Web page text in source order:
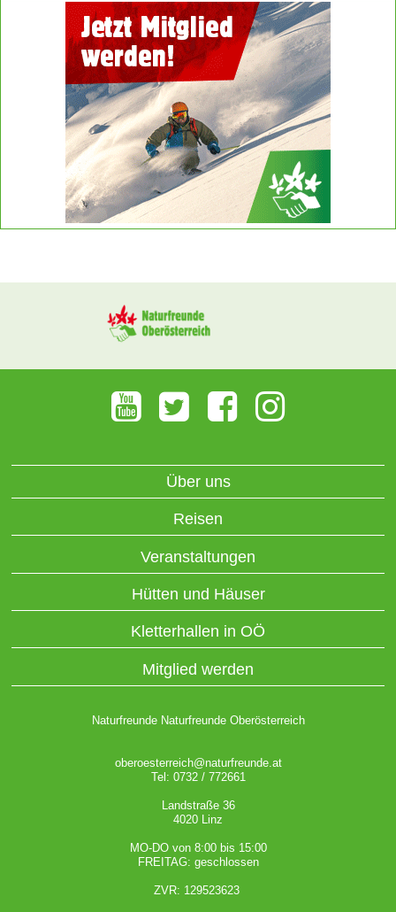
Über uns
Reisen
Veranstaltungen
Hütten und Häuser
Kletterhallen in OÖ
Mitglied werden
Naturfreunde Naturfreunde Oberösterreich
oberoesterreich@naturfreunde.at
Tel: 0732 / 772661
Landstraße 36
4020 Linz
MO-DO von 8:00 bis 15:00
FREITAG: geschlossen
ZVR: 129523623